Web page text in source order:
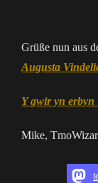
Grüße nun aus
Augusta
Y gwir yn erbyn
Mike,